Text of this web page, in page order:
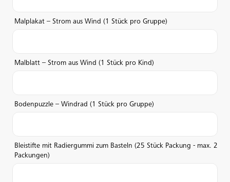
Malplakat – Strom aus Wind (1 Stück pro Gruppe)
Malblatt – Strom aus Wind (1 Stück pro Kind)
Bodenpuzzle – Windrad (1 Stück pro Gruppe)
Bleistifte mit Radiergummi zum Basteln (25 Stück Packung - max. 2
Packungen)